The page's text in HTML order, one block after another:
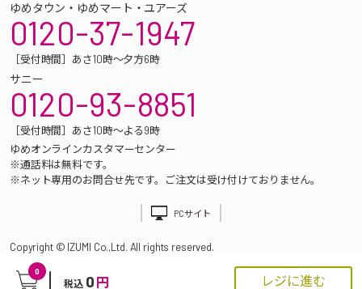
0
税込 0 円 レジに進む
ゆめタウン・ゆめマート・ユアーズ
0120-37-1947
［受付時間］あさ10時～夕方6時
サニー
0120-93-8851
［受付時間］あさ10時～よる9時
ゆめオンラインカスタマーセンター
※通話料は無料です。
※ネット専用のお問合せ先です。ご注文は受け付けておりません。
PCサイト
Copyright © IZUMI Co.,Ltd. All rights reserved.